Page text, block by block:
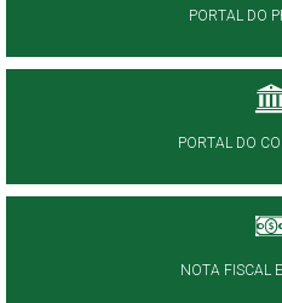
PORTAL DO
PORTAL DO
NOTA FISCAL